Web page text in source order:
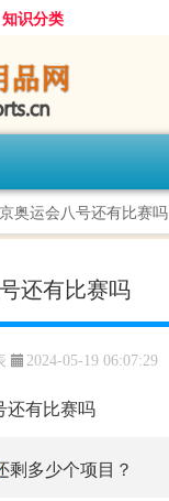
知识分类
奥运会八号还有比赛吗
还有比赛吗
2024-05-19 06:07:29
剩多少个项目？